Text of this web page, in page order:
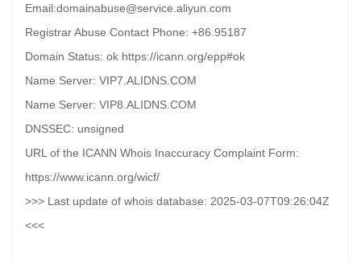
Email:domainabuse@service.aliyun.com
Registrar Abuse Contact Phone: +86.95187
Domain Status: ok https://icann.org/epp#ok
Name Server: VIP7.ALIDNS.COM
Name Server: VIP8.ALIDNS.COM
DNSSEC: unsigned
URL of the ICANN Whois Inaccuracy Complaint Form:
https://www.icann.org/wicf/
>>> Last update of whois database: 2025-03-07T09:26:04Z
<<<